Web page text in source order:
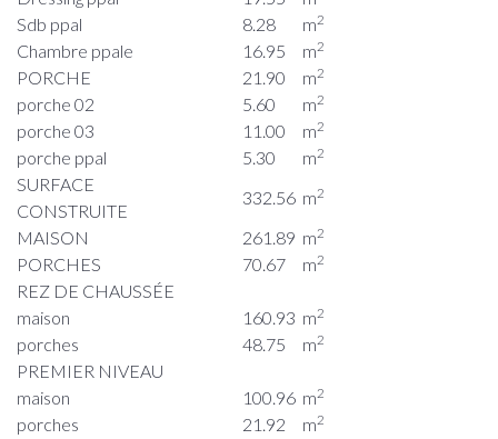
Sdb ppal 8.28 m2
Chambre ppale 16.95 m2
PORCHE 21.90 m2
porche 02 5.60 m2
porche 03 11.00 m2
porche ppal 5.30 m2
SURFACE
CONSTRUITE
332.56 m2
MAISON 261.89 m2
PORCHES 70.67 m2
REZ DE CHAUSSÉE
maison
160.93 m2
porches 48.75 m2
PREMIER NIVEAU
maison
100.96 m2
porches 21.92 m2